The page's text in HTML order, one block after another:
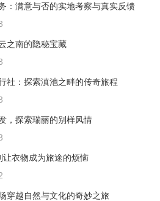
：满意与否的实地考察与真实反馈
之南的隐秘宝藏
社：探索滇池之畔的传奇旅程
，探索瑞丽的别样风情
衣物成为旅途的烦恼
穿越自然与文化的奇妙之旅